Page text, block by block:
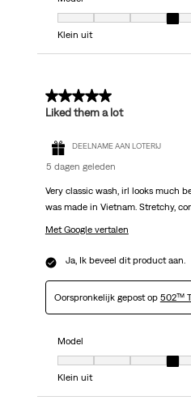
Model, 4 van 7, waarbij 1 gelijk
Klein uit
5 van 5 sterren.
Liked them a lot
DEELNAME AAN LOTERIJ
5 dagen geleden
Very classic wash, irl looks much
was made in Vietnam. Stretchy,
Met Google vertalen
Ja, Ik beveel dit product aan.
Oorspronkelijk gepost op 502™
Model
Model, 4 van 7, waarbij 1 gelijk
Klein uit